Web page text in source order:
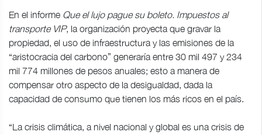
En el informe Que el lujo pague su boleto. Impuestos al
transporte VIP, la organización proyecta que gravar la
propiedad, el uso de infraestructura y las emisiones de la
“aristocracia del carbono” generaría entre 30 mil 497 y 234
mil 774 millones de pesos anuales; esto a manera de
compensar otro aspecto de la desigualdad, dada la
capacidad de consumo que tienen los más ricos en el país.
“La crisis climática, a nivel nacional y global es una crisis de